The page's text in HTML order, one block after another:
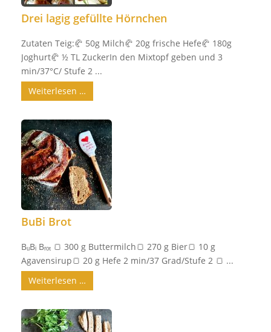
Drei lagig gefüllte Hörnchen
Zutaten Teig:🥐 50g Milch🥐 20g frische Hefe🥐 180g
Joghurt🥐 ½ TL ZuckerIn den Mixtopf geben und 3
min/37°C/ Stufe 2 ...
Weiterlesen …
BuBi Brot
BᵤBᵢ Bᵣₒₜ 🍞 300 g Buttermilch🍞 270 g Bier🍞 10 g
Agavensirup🍞 20 g Hefe 2 min/37 Grad/Stufe 2 🍞 ...
Weiterlesen …